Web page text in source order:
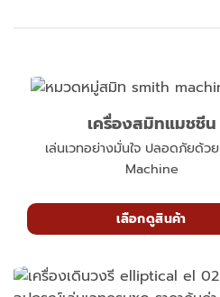
เครื่องสมิทแมชชีน
เล่นเวทอย่างมั่นใจ ปลอดภัยด้ว
Machine
เลือกดูสินค้า